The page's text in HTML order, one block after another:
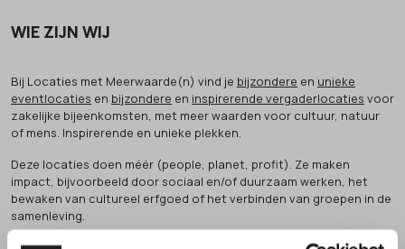
WIE ZIJN WIJ
Bij Locaties met Meerwaarde(n) vind je bijzondere en unieke
eventlocaties en bijzondere en inspirerende vergaderlocaties voor
zakelijke bijeenkomsten, met meer waarden voor cultuur, natuur
of mens. Inspirerende en unieke plekken.
Deze locaties doen méér (people, planet, profit). Ze maken
impact, bijvoorbeeld door sociaal en/of duurzaam werken, het
bewaken van cultureel erfgoed of het verbinden van groepen in de
samenleving.